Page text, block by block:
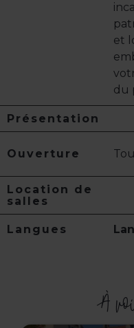
et
du
Présentation
Ouverture
Location de
salles
Langues
À